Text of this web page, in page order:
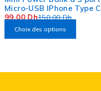
Micro-USB IPhone Type C
150,00Dh
99,00Dh
Choix des options